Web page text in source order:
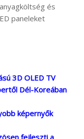
és
paneleket
3D OLED TV
Dél-Koreában
képernyők
fejleszti a